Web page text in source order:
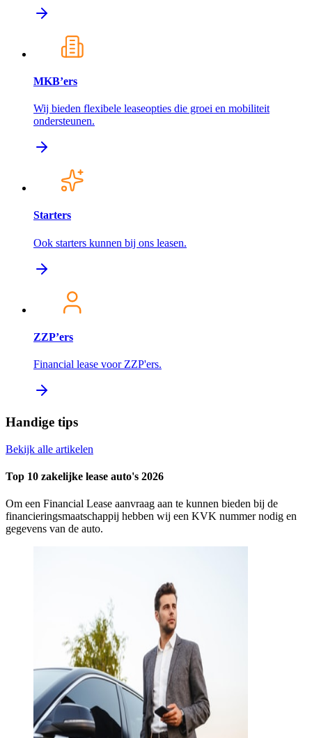
MKB’ers
Wij bieden flexibele leaseopties die groei en mobiliteit
ondersteunen.
Starters
Ook starters kunnen bij ons leasen.
ZZP’ers
Financial lease voor ZZP'ers.
Handige tips
Bekijk alle artikelen
Top 10 zakelijke lease auto's 2026
Om een Financial Lease aanvraag aan te kunnen bieden bij de
financieringsmaatschappij hebben wij een KVK nummer nodig en
gegevens van de auto.